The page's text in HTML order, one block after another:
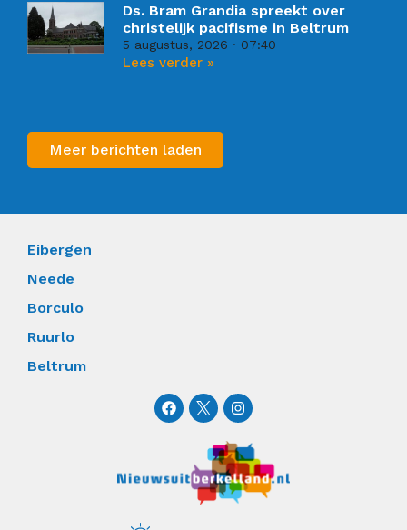
Ds. Bram Grandia spreekt over
christelijk pacifisme in Beltrum
5 augustus, 2026 07:40
Lees verder »
Meer berichten laden
Eibergen
Neede
Borculo
Ruurlo
Beltrum
F
a
o
o
I
n
t
a
g
r
a